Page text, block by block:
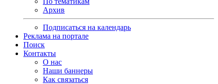
Архив
Подписаться на календарь
Реклама на портале
Поиск
Контакты
О нас
Наши баннеры
Как связаться